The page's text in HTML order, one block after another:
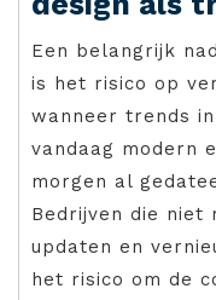
Een belangrijk
is het risico op
wanneer trends
vandaag modern
morgen al
Bedrijven die niet
updaten en
het risico om de